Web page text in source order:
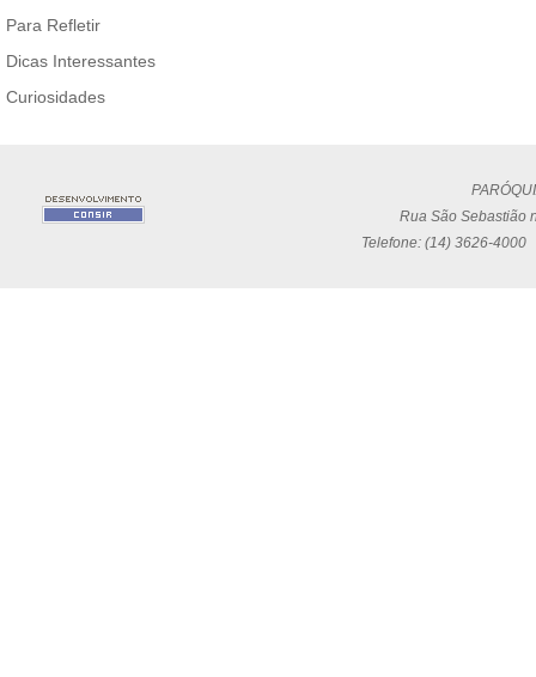
Para Refletir
Dicas Interessantes
Curiosidades
Rua São Sebastião
Telefone: (14) 3626-